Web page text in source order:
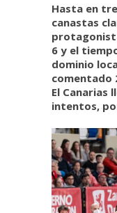
Hasta en
canastas
6 y el
dominio
comentado
El Canarias
intentos,